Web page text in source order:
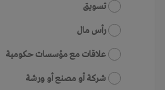
تسويق
رأس مال
علاقات مع مؤسسات حكومية
شركة أو مصنع أو ورشة